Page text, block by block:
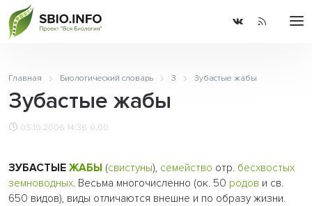
Главная Биологический словарь З Зубастые жабы
Зубастые жабы
05.10.2006 14:36 0.00
ЗУБАСТЫЕ ЖАБЫ (свистуны), семейство отр. бесхвостых
земноводных. Весьма многочисленно (ок. 50 родов и св.
650 видов), виды отличаются внешне и по образу жизни.